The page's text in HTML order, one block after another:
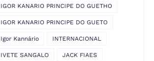
IGOR KANARIO PRINCIPE DO GUETHO
IGOR KANARIO PRINCIPE DO GUETO
Igor Kannário INTERNACIONAL
IVETE SANGALO JACK FIAES